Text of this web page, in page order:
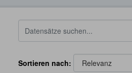
Sortieren nach